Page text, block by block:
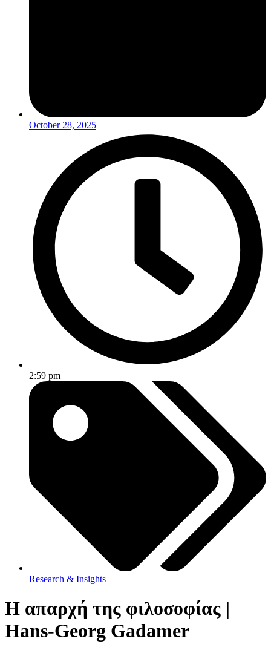
October 28, 2025
2:59 pm
Research & Insights
Η απαρχή της φιλοσοφίας |
Hans-Georg Gadamer